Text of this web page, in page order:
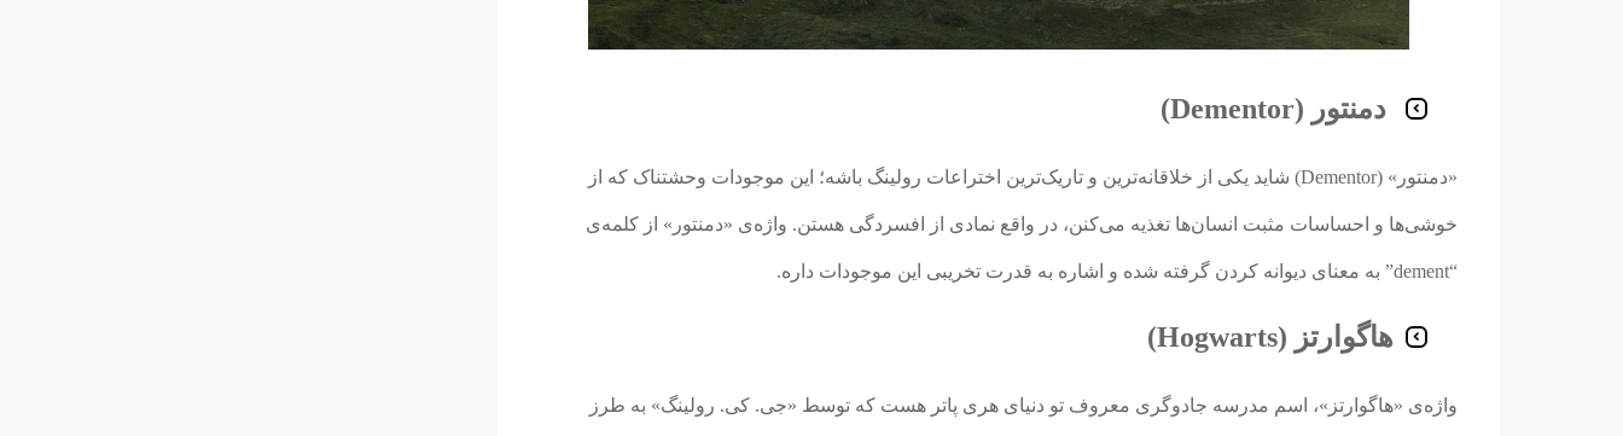
دمنتور (Dementor)
«دمنتور» (Dementor) شاید یکی از خلاقانه‌ترین و تاریک‌ترین اختراعات رولینگ باشه؛ این موجودات وحشتناک که از
خوشی‌ها و احساسات مثبت انسان‌ها تغذیه می‌کنن، در واقع نمادی از افسردگی هستن. واژه‌ی «دمنتور» از کلمه‌ی
“dement” به معنای دیوانه کردن گرفته شده و اشاره به قدرت تخریبی این موجودات داره.
هاگوارتز (Hogwarts)
واژه‌ی «هاگوارتز»، اسم مدرسه جادوگری معروف تو دنیای هری پاتر هست که توسط «جی. کی. رولینگ» به طرز